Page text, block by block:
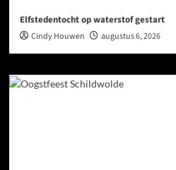
Elfstedentocht op waterstof gestart
Cindy Houwen augustus 6, 2026